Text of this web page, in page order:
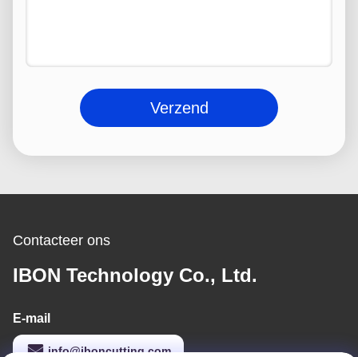
Verzend
Contacteer ons
IBON Technology Co., Ltd.
E-mail
info@iboncutting.com